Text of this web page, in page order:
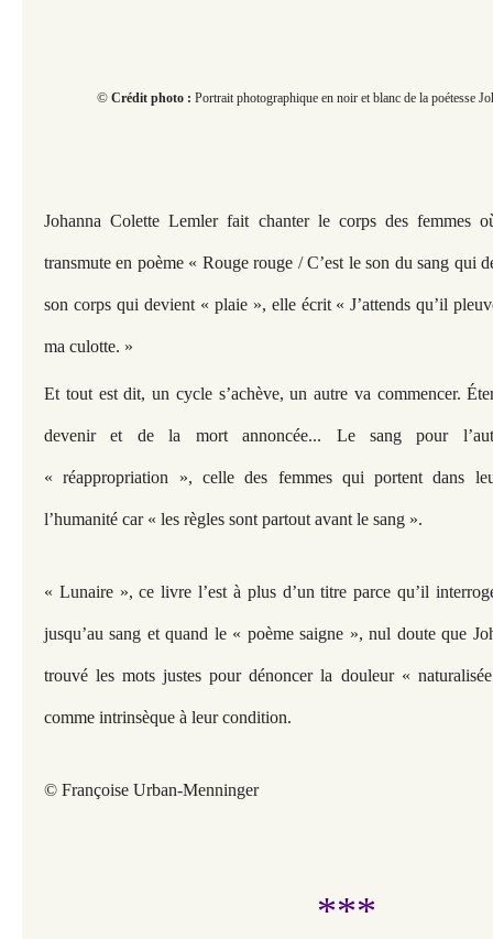
© Crédit photo : Portrait photographique en noir et blanc de la poétesse
Johanna Colette Lemler fait chanter le corps des femmes
transmute en poème « Rouge rouge / C’est le son du sang qui
son corps qui devient « plaie », elle écrit « J’attends qu’il
ma culotte. »
Et tout est dit, un cycle s’achève, un autre va commencer.
devenir et de la mort annoncée... Le sang pour
« réappropriation », celle des femmes qui portent dans
l’humanité car « les règles sont partout avant le sang ».
« Lunaire », ce livre l’est à plus d’un titre parce qu’il
jusqu’au sang et quand le « poème saigne », nul doute que
trouvé les mots justes pour dénoncer la douleur «
comme intrinsèque à leur condition.
© Françoise Urban-Menninger
***